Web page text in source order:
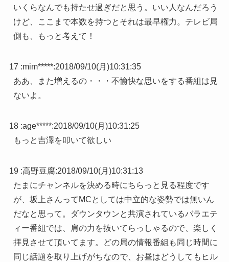
いくらなんでも持たせ過ぎだと思う。いい人なんだろう
けど、ここまで本数を持つとそれは最早権力。テレビ局
側も、もっと考えて！
17 :mim*****:2018/09/10(月)10:31:35
ああ、また増えるの・・・不愉快な思いをする番組は見
ないよ。
18 :age*****:2018/09/10(月)10:31:25
もっと吉澤を叩いて欲しい
19 :高野豆腐:2018/09/10(月)10:31:13
たまにチャンネルを決める時にちらっと見る程度です
が、坂上さんってMCとしては中立的な姿勢では無いん
だなと思って。ダウンタウンと共演されているバラエテ
ィー番組では、肩の力を抜いてらっしゃるので、楽しく
拝見させて頂いてます。どの局の情報番組も同じ時間に
同じ話題を取り上げがちなので、お昼はどうしてもヒル